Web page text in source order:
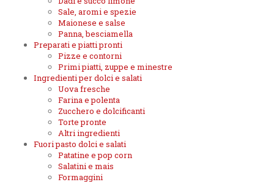
Sale, aromi e spezie
Maionese e salse
Panna, besciamella
Preparati e piatti pronti
Pizze e contorni
Primi piatti, zuppe e minestre
Ingredienti per dolci e salati
Uova fresche
Farina e polenta
Zucchero e dolcificanti
Torte pronte
Altri ingredienti
Fuori pasto dolci e salati
Patatine e pop corn
Salatini e mais
Formaggini